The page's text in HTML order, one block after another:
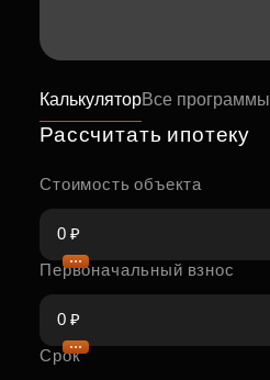
КалькуляторВсе программы
Рассчитать ипотеку
Стоимость объекта
Первоначальный взнос
Срок